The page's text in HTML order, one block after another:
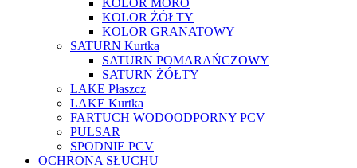
KOLOR ŻÓŁTY
KOLOR GRANATOWY
SATURN Kurtka
SATURN POMARAŃCZOWY
SATURN ŻÓŁTY
LAKE Płaszcz
LAKE Kurtka
FARTUCH WODOODPORNY PCV
PULSAR
SPODNIE PCV
OCHRONA SŁUCHU